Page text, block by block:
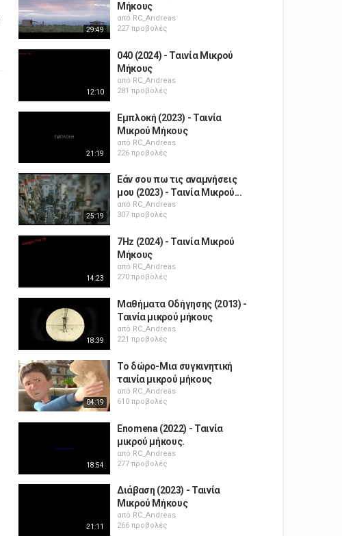
29:49
Μήκους
από RC_Andreas
227 προβολές
12:10
040 (2024) - Ταινία Μικρού
Μήκους
από RC_Andreas
281 προβολές
21:19
Εμπλοκή (2023) - Ταινία
Μικρού Μήκους
από RC_Andreas
226 προβολές
25:19
Εάν σου πω τις αναμνήσεις
μου (2023) - Ταινία Μικρού...
από RC_Andreas
307 προβολές
14:23
7Hz (2024) - Ταινία Μικρού
Μήκους
από RC_Andreas
270 προβολές
18:39
Μαθήματα Οδήγησης (2013) -
Ταινία μικρού μήκους
από RC_Andreas
221 προβολές
04:19
Το δώρο-Μια συγκινητική
ταινία μικρού μήκους
από RC_Andreas
610 προβολές
18:54
Enomena (2022) - Ταινία
μικρού μήκους.
από RC_Andreas
277 προβολές
21:11
Διάβαση (2023) - Ταινία
Μικρού Μήκους
από RC_Andreas
266 προβολές